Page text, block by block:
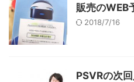
販売のWEB
2018/7/16
PSVRの次